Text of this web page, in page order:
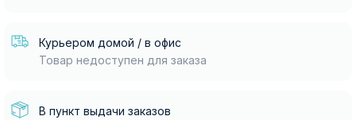
Курьером домой / в офис
Товар недоступен для заказа
В пункт выдачи заказов